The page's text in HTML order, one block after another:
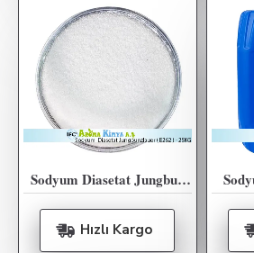
Sodyum Diasetat Jungbunzlauer ( E262 ) 25KG
Hızlı Kargo